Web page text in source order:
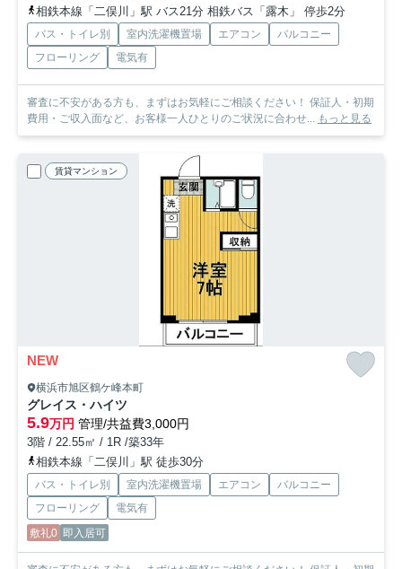
相鉄本線「二俣川」駅 バス21分 相鉄バス「露木」 停歩2分
バス・トイレ別 室内洗濯機置場 エアコン
バルコニー
フローリング
電気有
審査に不安がある方も、まずはお気軽にご相談ください！ 保証人・初期
費用・ご収入面など、お客様一人ひとりのご状況に合わせ... もっと見る
賃貸マンション
NEW
横浜市旭区鶴ケ峰本町
グレイス・ハイツ
5.9万円 管理/共益費3,000円
3階 / 22.55㎡ / 1R /築33年
相鉄本線「二俣川」駅 徒歩30分
バス・トイレ別 室内洗濯機置場 エアコン
バルコニー
フローリング
電気有
敷礼0 即入居可